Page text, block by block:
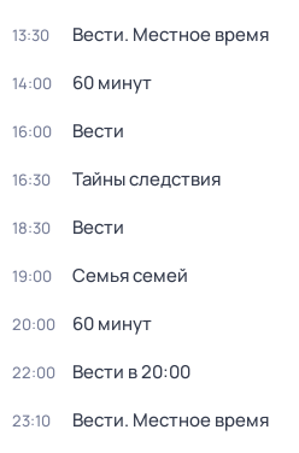
13:30 Вести. Местное время
14:00 60 минут
16:00 Вести
16:30 Тайны следствия
18:30 Вести
19:00 Семья семей
20:00 60 минут
22:00 Вести в 20:00
23:10 Вести. Местное время